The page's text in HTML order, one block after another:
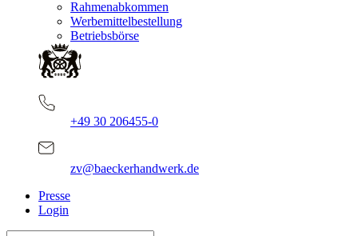
Rahmenabkommen
Werbemittelbestellung
Betriebsbörse
+49 30 206455-0
zv@baeckerhandwerk.de
Presse
Login